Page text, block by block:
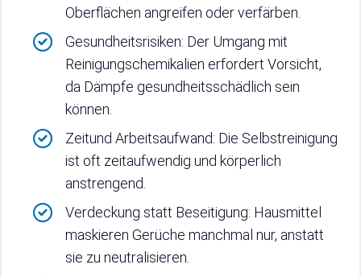
Oberflächen angreifen oder verfärben.
Gesundheitsrisiken: Der Umgang mit
Reinigungschemikalien erfordert Vorsicht,
da Dämpfe gesundheitsschädlich sein
können.
Zeitund Arbeitsaufwand: Die Selbstreinigung
ist oft zeitaufwendig und körperlich
anstrengend.
Verdeckung statt Beseitigung: Hausmittel
maskieren Gerüche manchmal nur, anstatt
sie zu neutralisieren.